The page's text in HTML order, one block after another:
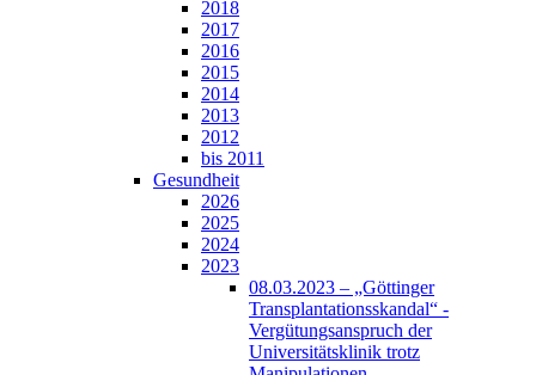
2018
2017
2016
2015
2014
2013
2012
bis 2011
Gesundheit
2026
2025
2024
2023
08.03.2023 – „Göttinger
Transplantationsskandal“ -
Vergütungsanspruch der
Universitätsklinik trotz